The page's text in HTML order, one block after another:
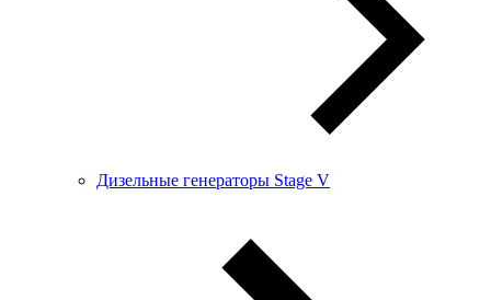
Дизельные генераторы Stage V